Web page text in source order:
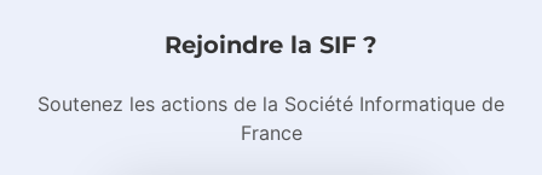
Rejoindre la SIF ?
Soutenez les actions de la Société Informatique de
France